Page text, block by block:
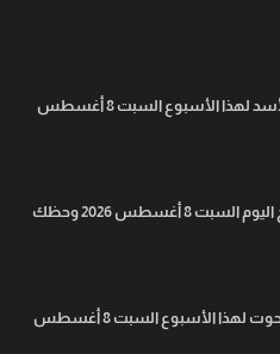
توقعات برج الأسد لهذا الأسبوع السبت 8 أغسطس
توقعات الأبراج اليوم السبت 8 أغسطس 2026 وحظك
توقعات برج الحوت لهذا الأسبوع السبت 8 أغسطس